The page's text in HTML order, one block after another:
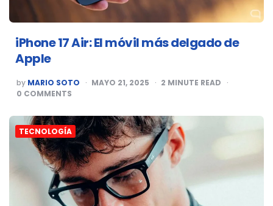
iPhone 17 Air: El móvil más delgado de
Apple
POSTED
BY
by MARIO SOTO MAYO 21, 2025 2 MINUTE READ
0 COMMENTS
TECNOLOGÍA